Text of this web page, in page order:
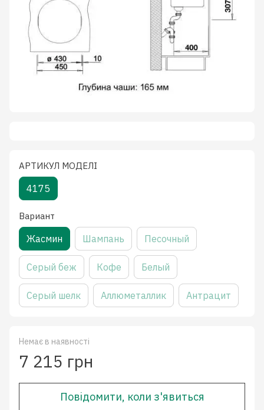
АРТИКУЛ МОДЕЛІ
4175
Вариант
Жасмин Шампань Песочный
Серый беж Кофе Белый
Серый шелк Аллюметаллик Антрацит
Немає в наявності
7 215 грн
Повідомити, коли з'явиться